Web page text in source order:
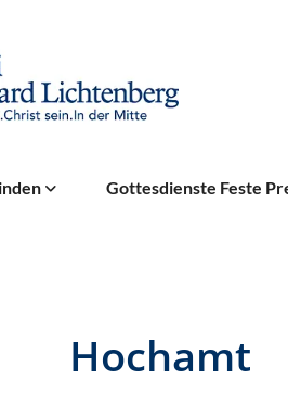
Gottesdienste Feste
Hochamt